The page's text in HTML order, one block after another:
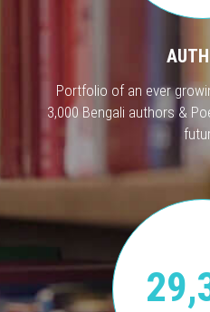
Portfolio of an ever
3,000 Bengali authors &